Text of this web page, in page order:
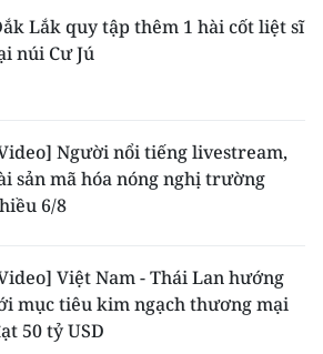
Lắk quy tập thêm 1 hài cốt liệt sĩ
núi Cư Jú
Người nổi tiếng livestream,
sản mã hóa nóng nghị trường
6/8
Việt Nam - Thái Lan hướng
mục tiêu kim ngạch thương mại
50 tỷ USD